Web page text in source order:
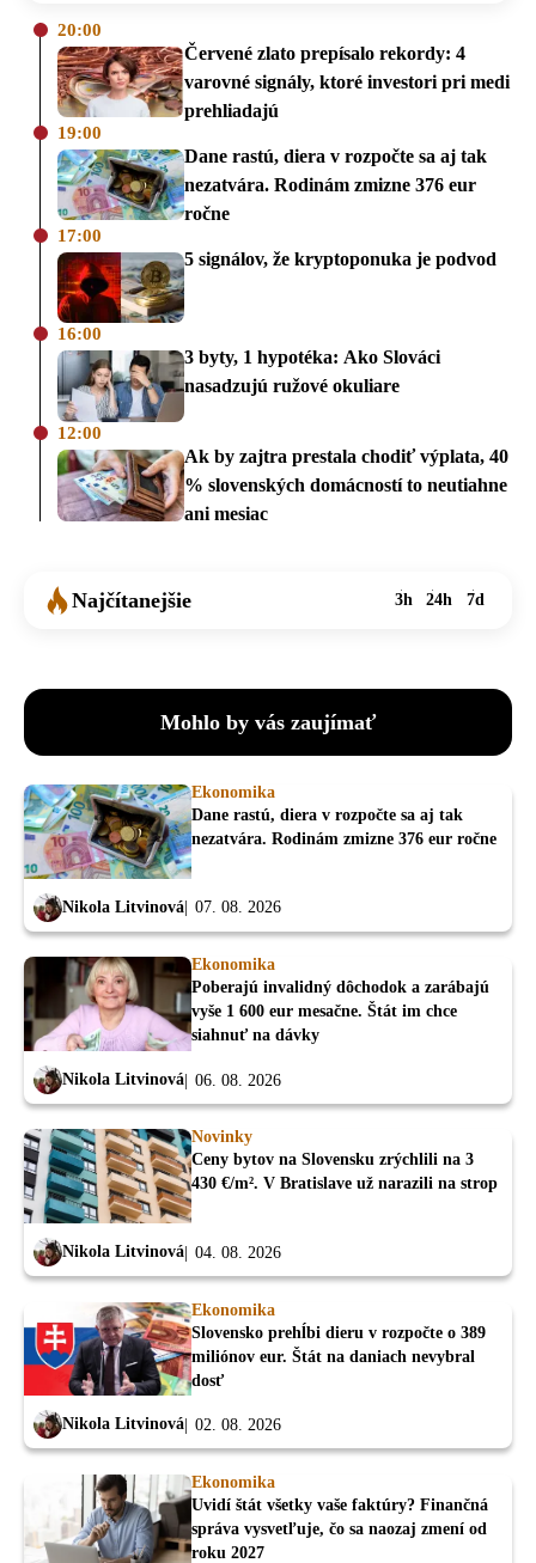
20:00
Červené zlato prepísalo rekordy: 4
varovné signály, ktoré investori pri medi
prehliadajú
19:00
Dane rastú, diera v rozpočte sa aj tak
nezatvára. Rodinám zmizne 376 eur
ročne
17:00
5 signálov, že kryptoponuka je podvod
16:00
3 byty, 1 hypotéka: Ako Slováci
nasadzujú ružové okuliare
12:00
Ak by zajtra prestala chodiť výplata, 40
% slovenských domácností to neutiahne
ani mesiac
Najčítanejšie 3h 24h 7d
Mohlo by vás zaujímať
Ekonomika
Dane rastú, diera v rozpočte sa aj tak
nezatvára. Rodinám zmizne 376 eur ročne
Nikola Litvinová 07. 08. 2026
Ekonomika
Poberajú invalidný dôchodok a zarábajú
vyše 1 600 eur mesačne. Štát im chce
siahnuť na dávky
Nikola Litvinová 06. 08. 2026
Novinky
Ceny bytov na Slovensku zrýchlili na 3
430 €/m². V Bratislave už narazili na strop
Nikola Litvinová 04. 08. 2026
Ekonomika
Slovensko prehĺbi dieru v rozpočte o 389
miliónov eur. Štát na daniach nevybral
dosť
Nikola Litvinová 02. 08. 2026
Ekonomika
Uvidí štát všetky vaše faktúry? Finančná
správa vysvetľuje, čo sa naozaj zmení od
roku 2027